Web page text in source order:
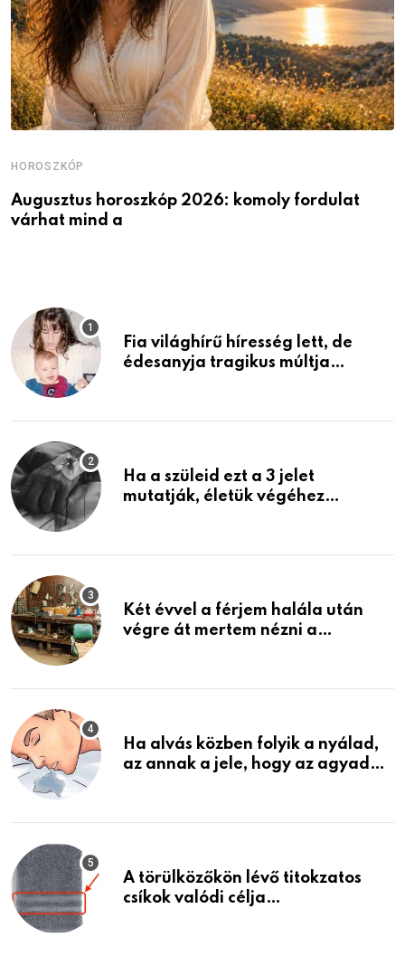
HOROSZKÓP
Augusztus horoszkóp 2026: komoly fordulat
várhat mind a
Fia világhírű híresség lett, de
édesanyja tragikus múltja
Ha a szüleid ezt a 3 jelet
mutatják, életük végéhez
Két évvel a férjem halála után
végre át mertem nézni a
életemet
Ha alvás közben folyik a nyálad,
az annak a jele, hogy az agyad…
A törülközőkön lévő titokzatos
csíkok valódi célja…